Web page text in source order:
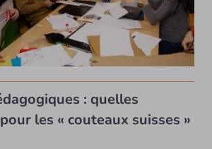
: quelles
les « couteaux suisses »